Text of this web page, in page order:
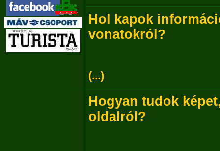
Hol kapok
vonatokról?
(...)
Hogyan tudok
oldalról?